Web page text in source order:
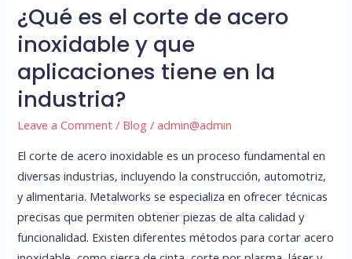
¿Qué es el corte de acero
inoxidable y que
aplicaciones tiene en la
industria?
Leave a Comment / Blog /admin@admin
El corte de acero inoxidable es un proceso fundamental en
diversas industrias, incluyendo la construcción, automotriz,
y alimentaria. Metalworks se especializa en ofrecer técnicas
precisas que permiten obtener piezas de alta calidad y
funcionalidad. Existen diferentes métodos para cortar acero
aplicaciones
tiene
la
industria?